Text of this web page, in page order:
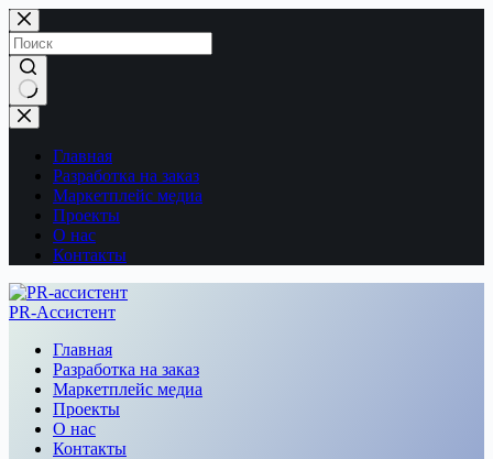
Перейти
к
сути
Ничего
не
найденоГлавная
Разработка на заказ
Маркетплейс медиа
Проекты
О нас
Контакты
PR-Ассистент
Главная
Разработка на заказ
Маркетплейс медиа
Проекты
О нас
Контакты